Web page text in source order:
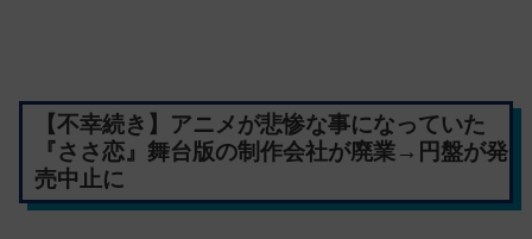
【不幸続き】アニメが悲惨な事になっていた
『ささ恋』舞台版の制作会社が廃業→円盤が発
売中止に